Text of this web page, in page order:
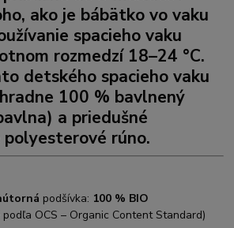
ako je bábätko vo vaku
spacieho vaku
rozmedzí 18–24 °C.
detského spacieho vaku
100 % bavlnený
a priedušné
polyesterové rúno.
podšívka: 100 % BIO
OCS – Organic Content Standard)